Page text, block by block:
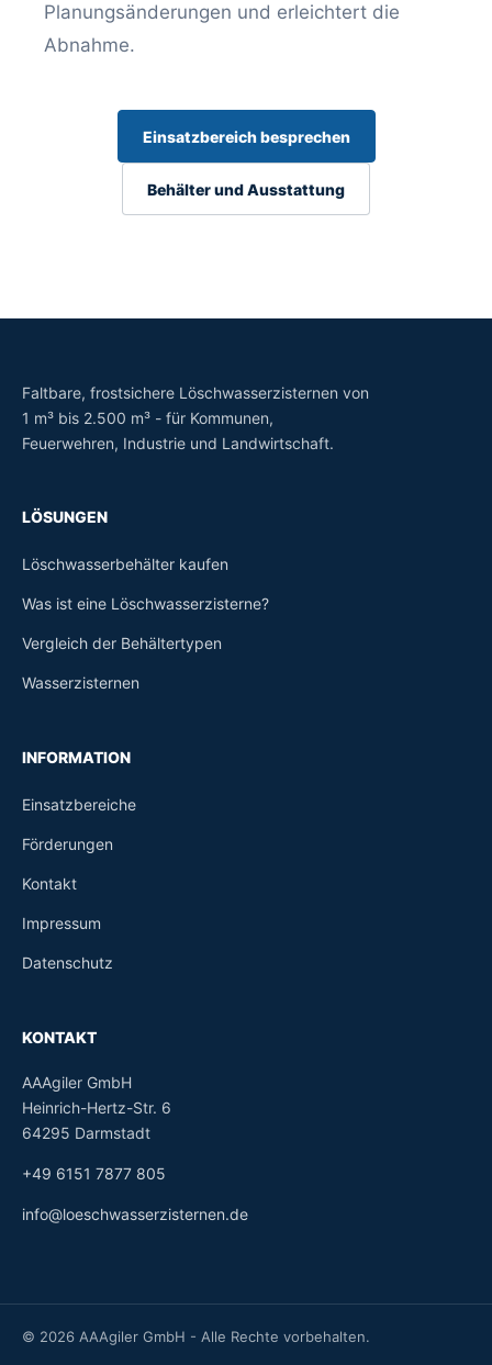
Planungsänderungen und erleichtert die
Abnahme.
Einsatzbereich besprechen
Behälter und Ausstattung
Faltbare, frostsichere Löschwasserzisternen von
1 m³ bis 2.500 m³ - für Kommunen,
Feuerwehren, Industrie und Landwirtschaft.
LÖSUNGEN
Löschwasserbehälter kaufen
Was ist eine Löschwasserzisterne?
Vergleich der Behältertypen
Wasserzisternen
INFORMATION
Einsatzbereiche
Förderungen
Kontakt
Impressum
Datenschutz
KONTAKT
AAAgiler GmbH
Heinrich-Hertz-Str. 6
64295 Darmstadt
+49 6151 7877 805
info@loeschwasserzisternen.de
© 2026 AAAgiler GmbH - Alle Rechte vorbehalten.